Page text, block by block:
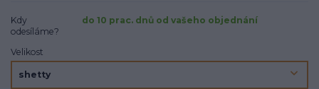
Kdy
odesíláme?
do 10 prac. dnů od vašeho objednání
Velikost